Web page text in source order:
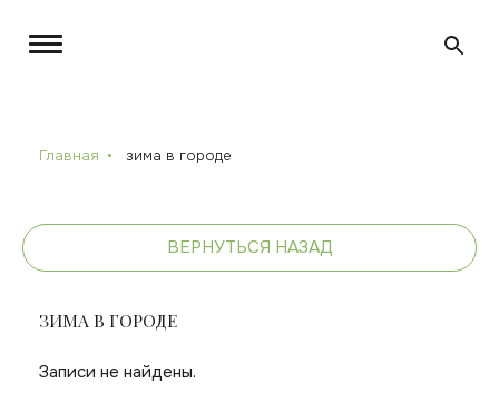
Главная зима в городе
ВЕРНУТЬСЯ НАЗАД
ЗИМА В ГОРОДЕ
Записи не найдены.